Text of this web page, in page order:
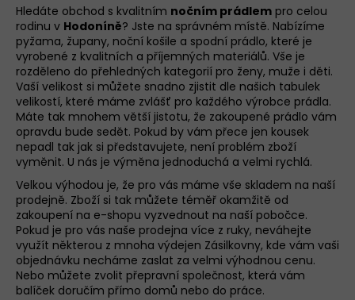
Hledáte obchod s kvalitním nočním prádlem pro celou
rodinu v Hodoníně? Jste na správném místě. Nabízíme
pyžama, župany, noční košile a spodní prádlo, které je
vyrobené z kvalitních a příjemných materiálů. Vše je
rozděleno do přehledných kategorií pro ženy, muže i děti.
Vaší velikost si můžete snadno zjistit dle našich tabulek
velikostí, které máme zvlášť pro každého výrobce prádla.
Máte tak mnohem větší jistotu, že zakoupené prádlo vám
opravdu bude sedět. Pokud by vám přece jen kousek
nepadl tak jak si představujete, není problém zboží
vyměnit. U nás je výměna jednoduchá a velmi rychlá.
Velkou výhodou je, že pro vás máme vše skladem na naší
prodejně. Zboží si tak můžete téměř okamžitě od
zakoupení na e-shopu vyzvednout na naší pobočce.
Pokud je pro vás naše prodejna více z ruky, neváhejte
využít některou z mnoha výdejen Zásilkovny, kde vám vaši
objednávku necháme zaslat za velmi výhodnou cenu.
Nebo můžete zvolit přepravní společnost, která vám
balíček doručím přímo domů nebo do práce.
ř
e
b
u
j
e
t
e
n
a
j
í
t
?